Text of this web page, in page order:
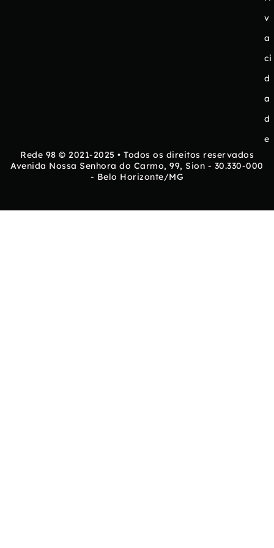
v
a
ci
d
a
d
e
Rede 98 © 2021-2025 • Todos os direitos reservados
Avenida Nossa Senhora do Carmo, 99, Sion - 30.330-000
- Belo Horizonte/MG